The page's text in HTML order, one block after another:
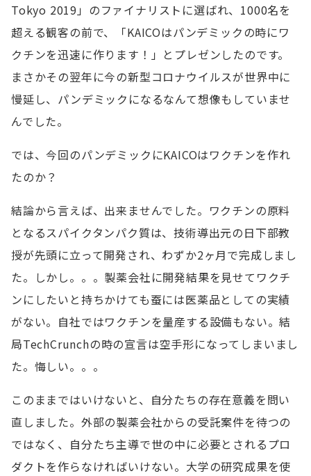
Tokyo 2019」のファイナリストに選ばれ、1000名を
超える観客の前で、「KAICOはパンデミックの時にワ
クチンを迅速に作ります！」とプレゼンしたのです。
まさかその翌年に今の新型コロナウイルスが世界中に
慢延し、パンデミックになるなんて想像もしていませ
んでした。
では、今回のパンデミックにKAICOはワクチンを作れ
たのか？
結論から言えば、出来ませんでした。ワクチンの原料
となるスパイクタンパク質は、技術導出元の日下部教
授が先頭に立って開発され、わずか2ヶ月で完成しまし
た。しかし。。。製薬会社に開発結果を見せてワクチ
ンにしたいと持ちかけても蚕には医薬品としての実績
がない。自社ではワクチンを量産する設備もない。結
局TechCrunchの時の宣言は空手形になってしまいまし
た。悔しい。。。
このままではいけないと、自分たちの存在意義を問い
直しました。外部の製薬会社からの受託案件を待つの
ではなく、自分たち主導で世の中に必要とされるプロ
ダクトを作らなければいけない。大学の研究成果を使